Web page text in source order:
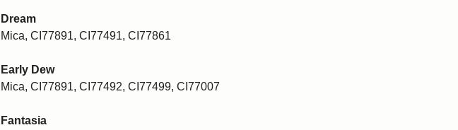
Dream
Mica, CI77891, CI77491, CI77861
Early Dew
Mica, CI77891, CI77492, CI77499, CI77007
Fantasia